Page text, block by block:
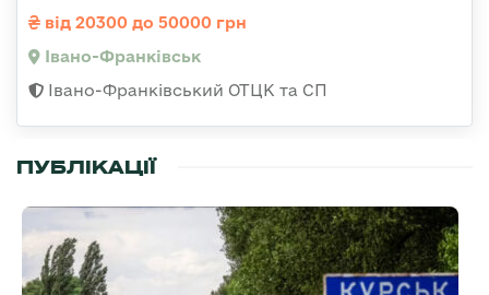
від 20300 до 50000 грн
Івано-Франківськ
Івано-Франківський ОТЦК та СП
ПУБЛІКАЦІЇ